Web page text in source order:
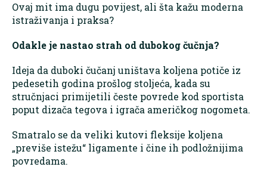
Ovaj mit ima dugu povijest, ali šta kažu moderna
istraživanja i praksa?
Odakle je nastao strah od dubokog čučnja?
Ideja da duboki čučanj uništava koljena potiče iz
pedesetih godina prošlog stoljeća, kada su
stručnjaci primijetili česte povrede kod sportista
poput dizača tegova i igrača američkog nogometa.
Smatralo se da veliki kutovi fleksije koljena
„previše istežu“ ligamente i čine ih podložnijima
povredama.